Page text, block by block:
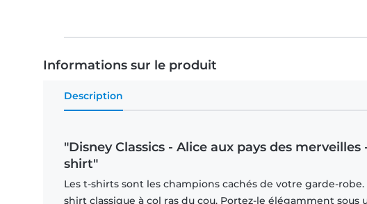
Informations sur le produit
Description
"Disney Classics - Alice aux pays des
shirt"
Les t-shirts sont les champions cachés de votre garde-
shirt classique à col ras du cou. Portez-le élégamment sous